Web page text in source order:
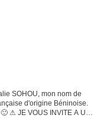
SOHOU, mon nom de
d'origine Béninoise.
⚠ JE VOUS INVITE A UN